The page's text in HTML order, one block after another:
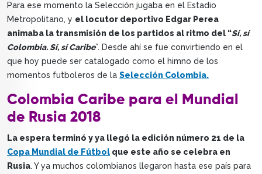
Para ese momento la Selección jugaba en el Estadio
Metropolitano, y el locutor deportivo Edgar Perea
animaba la transmisión de los partidos al ritmo del “Sí, sí
Colombia. Sí, sí Caribe”. Desde ahí se fue convirtiendo en el
que hoy puede ser catalogado como el himno de los
momentos futboleros de la Selección Colombia.
Colombia Caribe para el Mundial
de Rusia 2018
La espera terminó y ya llegó la edición número 21 de la
Copa Mundial de Fútbol que este año se celebra en
Rusia. Y ya muchos colombianos llegaron hasta ese país para